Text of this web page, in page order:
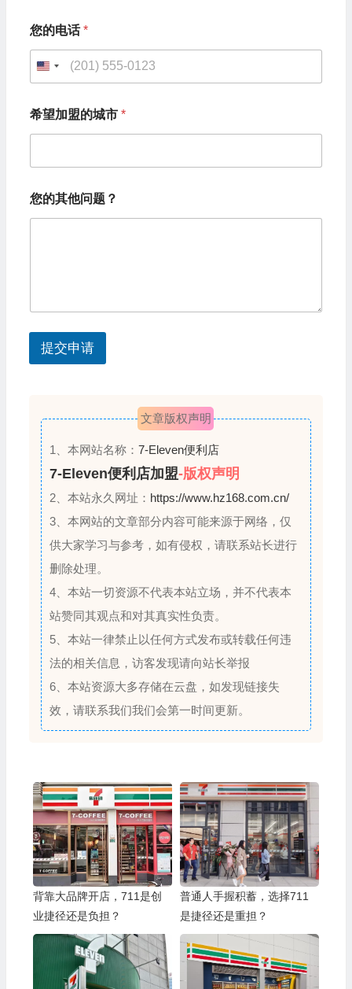
您的电话*
U
i
e
d
e
s
+
的
姓
其
他
问
希望加盟的城市 *
您的其他问题？
提交申请
文章版权声明
1、本网站名称： 7-Eleven便利店
7-Eleven便利店加盟-版权声明
2、本站永久网址： https://www.hz168.com.cn/
3、本网站的文章部分内容可能来源于网络，仅
供大家学习与参考，如有侵权，请联系站长进行
删除处理。
4、本站一切资源不代表本站立场，并不代表本
站赞同其观点和对其真实性负责。
5、本站一律禁止以任何方式发布或转载任何违
法的相关信息，访客发现请向站长举报
6、本站资源大多存储在云盘，如发现链接失
效，请联系我们我们会第一时间更新。
背靠大品牌开店，711是创
业捷径还是负担？
普通人手握积蓄，选择711
是捷径还是重担？